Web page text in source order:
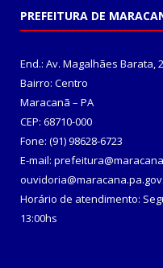
PREFEITURA DE
End.: Av. Magalhães Barata,
Bairro: Centro
Maracanã – PA
CEP: 68710-000
Fone: (91) 98628-6723
E-mail:
Horário de atendimento:
13:00hs